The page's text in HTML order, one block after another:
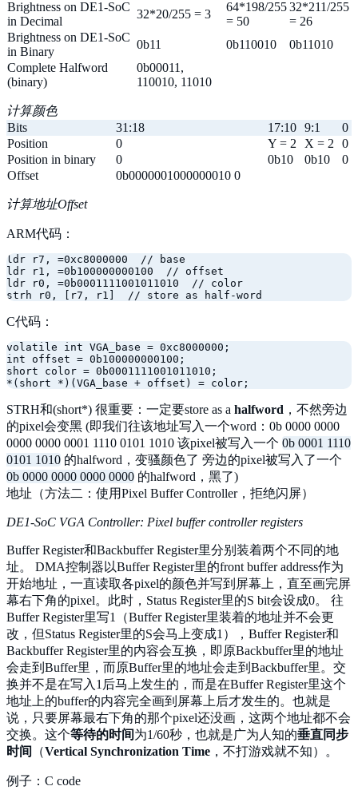
Brightness on DE1-SoC
in Decimal
32*20/255 = 3
64*198/255
= 50
32*211/255
= 26
Brightness on DE1-SoC
in Binary
0b11 0b110010
0b11010
Complete Halfword
(binary)
0b00011,
110010, 11010
计算颜色
Bits
31:18 17:10 9:1
0
Position
0 Y = 2 X = 2
0
Position in binary
0 0b10 0b10
0
Offset
0b0000001000000010 0
计算地址Offset
ARM代码：
ldr r7, =0xc8000000  // base
ldr r1, =0b100000000100  // offset
ldr r0, =0b0001111001011010  // color
C代码：
volatile int VGA_base = 0xc8000000
int offset = 0b100000000100
short color = 0b0001111001011010 ;
*( short
STRH和(short*) 很重要：一定要store as a halfword ，不然旁边
的pixel会变黑 (即我们往该地址写入一个word：0b 0000 0000
0000 0000 0001 1110 0101 1010 该pixel被写入一个 0b 0001 1110
0101 1010 的halfword，变骚颜色了 旁边的pixel被写入了一个
0b 0000 0000 0000 0000 的halfword，黑了)
地址（方法二：使用Pixel Buffer Controller，拒绝闪屏）
DE1-SoC VGA Controller: Pixel buffer controller registers
Buffer Register和Backbuffer Register里分别装着两个不同的地
址。 DMA控制器以Buffer Register里的front buffer address作为
开始地址，一直读取各pixel的颜色并写到屏幕上，直至画完屏
幕右下角的pixel。此时，Status Register里的S bit会设成0。 往
Buffer Register里写1（Buffer Register里装着的地址并不会更
改，但Status Register里的S会马上变成1），Buffer Register和
Backbuffer Register里的内容会互换，即原Backbuffer里的地址
会走到Buffer里，而原Buffer里的地址会走到Backbuffer里。交
换并不是在写入1后马上发生的，而是在Buffer Register里这个
地址上的buffer的内容完全画到屏幕上后才发生的。也就是
说，只要屏幕最右下角的那个pixel还没画，这两个地址都不会
交换。这个等待的时间为1/60秒，也就是广为人知的垂直同步
时间
（Vertical Synchronization Time ，不打游戏就不知）。
例子：C code